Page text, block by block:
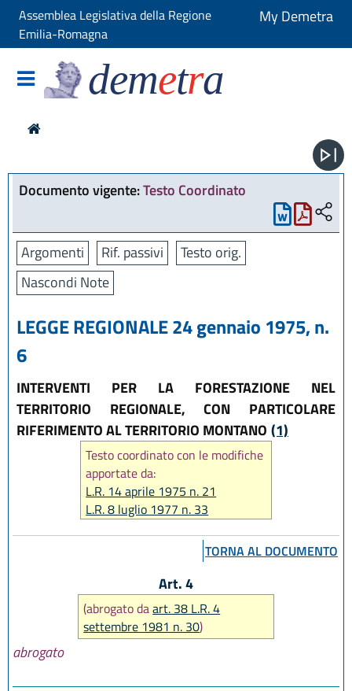
Assemblea Legislativa della Regione
Emilia-Romagna
My Demetra
demetra
Documento vigente:Testo Coordinato
Argomenti Rif. passivi
Testo orig.
Nascondi Note
LEGGE REGIONALE 24 gennaio 1975, n.
6
INTERVENTI PER LA FORESTAZIONE NEL
TERRITORIO REGIONALE, CON PARTICOLARE
RIFERIMENTO AL TERRITORIO MONTANO (1)
Testo coordinato con le modifiche
apportate da:
L.R. 14 aprile 1975 n. 21
L.R. 8 luglio 1977 n. 33
L.R. 28 maggio 1984 n. 25TORNA AL DOCUMENTO
Art. 4
(abrogato daart. 38 L.R. 4
settembre 1981 n. 30)
abrogato